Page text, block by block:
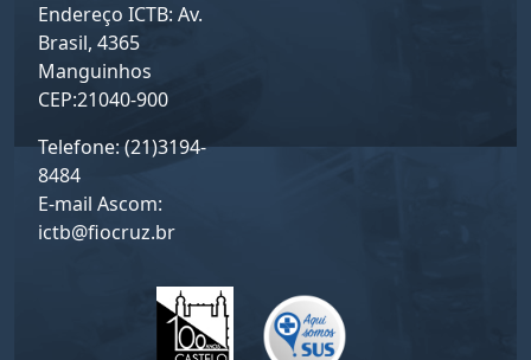
Endereço ICTB: Av.
Brasil, 4365
Manguinhos
CEP:21040-900
Telefone: (21)3194-
8484
E-mail Ascom:
ictb@fiocruz.br